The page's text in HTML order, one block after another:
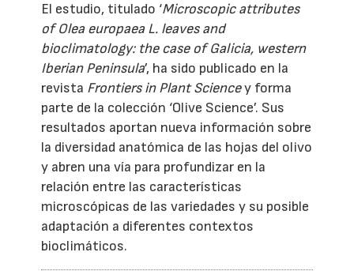
El estudio, titulado ‘Microscopic attributes
of Olea europaea L. leaves and
bioclimatology: the case of Galicia, western
Iberian Peninsula’, ha sido publicado en la
revista Frontiers in Plant Sciencey forma
parte de la colección ‘Olive Science’. Sus
resultados aportan nueva información sobre
la diversidad anatómica de las hojas del olivo
y abren una vía para profundizar en la
relación entre las características
microscópicas de las variedades y su posible
adaptación a diferentes contextos
bioclimáticos.